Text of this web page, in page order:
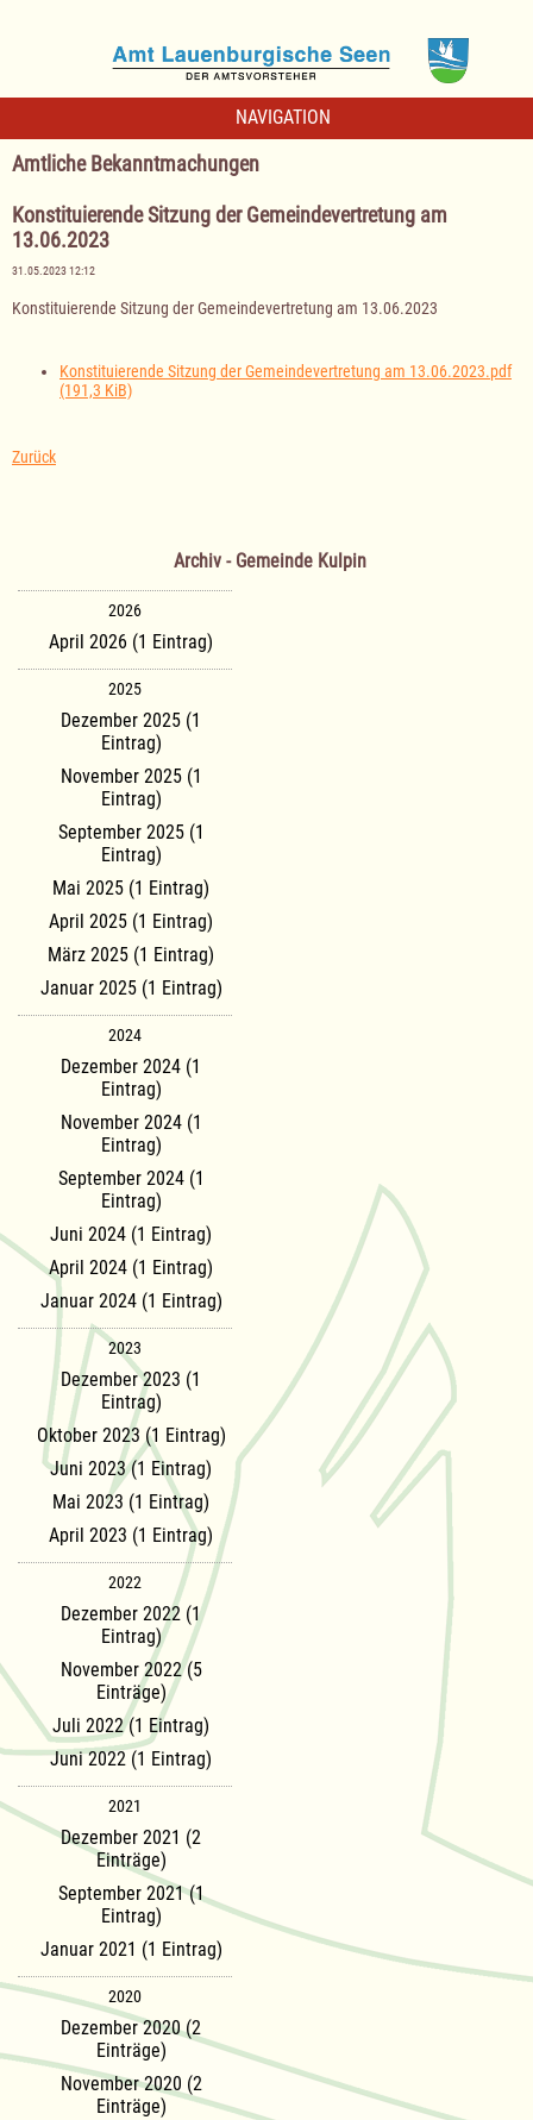
NAVIGATION
Amtliche Bekanntmachungen
Konstituierende Sitzung der Gemeindevertretung am
13.06.2023
31.05.2023 12:12
Konstituierende Sitzung der Gemeindevertretung am 13.06.2023
Konstituierende Sitzung der Gemeindevertretung am 13.06.2023.pdf
(191,3 KiB)
Zurück
Archiv - Gemeinde Kulpin
2026
April 2026 (1 Eintrag)
2025
Dezember 2025 (1
Eintrag)
November 2025 (1
Eintrag)
September 2025 (1
Eintrag)
Mai 2025 (1 Eintrag)
April 2025 (1 Eintrag)
März 2025 (1 Eintrag)
Januar 2025 (1 Eintrag)
2024
Dezember 2024 (1
Eintrag)
November 2024 (1
Eintrag)
September 2024 (1
Eintrag)
Juni 2024 (1 Eintrag)
April 2024 (1 Eintrag)
Januar 2024 (1 Eintrag)
2023
Dezember 2023 (1
Eintrag)
Oktober 2023 (1 Eintrag)
Juni 2023 (1 Eintrag)
Mai 2023 (1 Eintrag)
April 2023 (1 Eintrag)
2022
Dezember 2022 (1
Eintrag)
November 2022 (5
Einträge)
Juli 2022 (1 Eintrag)
Juni 2022 (1 Eintrag)
2021
Dezember 2021 (2
Einträge)
September 2021 (1
Eintrag)
Januar 2021 (1 Eintrag)
2020
Dezember 2020 (2
Einträge)
November 2020 (2
Einträge)